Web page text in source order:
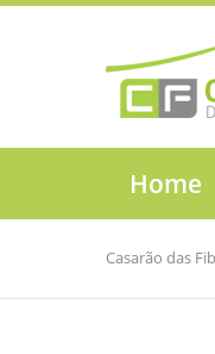
Home
Casarão das